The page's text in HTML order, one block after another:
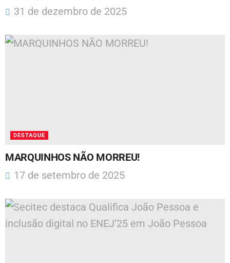
31 de dezembro de 2025
DESTAQUE
MARQUINHOS NÃO MORREU!
17 de setembro de 2025